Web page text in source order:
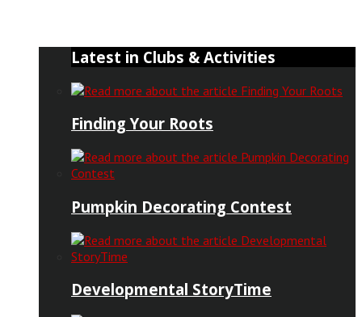
Latest in Clubs & Activities
Finding Your Roots
Pumpkin Decorating Contest
Developmental StoryTime